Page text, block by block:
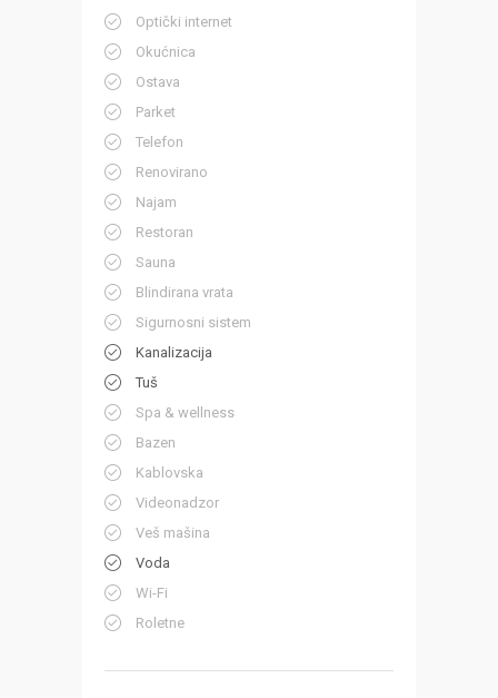
Optički internet
Okućnica
Ostava
Parket
Telefon
Renovirano
Najam
Restoran
Sauna
Blindirana vrata
Sigurnosni sistem
Kanalizacija
Tuš
Spa & wellness
Bazen
Kablovska
Videonadzor
Veš mašina
Voda
Wi-Fi
Roletne